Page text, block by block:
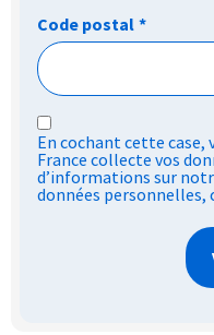
Code postal *
RGPD
*
En cochant cette case,
France collecte vos
d’informations sur
données personnelles,